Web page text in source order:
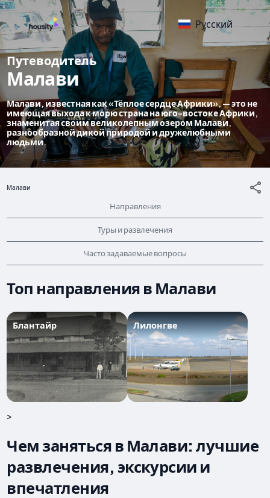
Русский
Путеводитель
Малави
Малави, известная как «Тёплое сердце Африки», — это не
имеющая выхода к морю страна на юго-востоке Африки,
знаменитая своим великолепным озером Малави,
разнообразной дикой природой и дружелюбными
людьми.
Малави
Направления
Туры и развлечения
Часто задаваемые вопросы
Топ направления в Малави
Блантайр Лилонгве
>
Чем заняться в Малави: лучшие
развлечения, экскурсии и
впечатления